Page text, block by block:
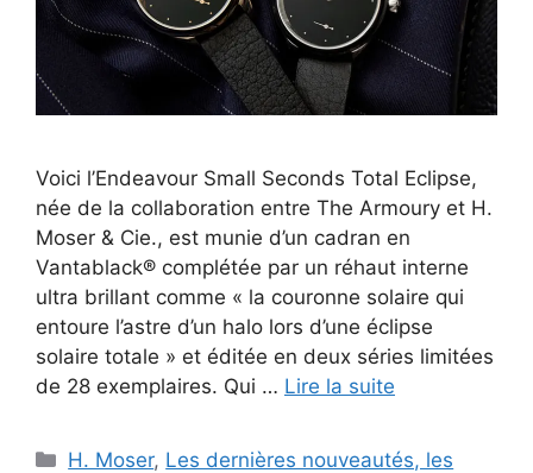
Voici l’Endeavour Small Seconds Total Eclipse,
née de la collaboration entre The Armoury et H.
Moser & Cie., est munie d’un cadran en
Vantablack® complétée par un réhaut interne
ultra brillant comme « la couronne solaire qui
entoure l’astre d’un halo lors d’une éclipse
solaire totale » et éditée en deux séries limitées
de 28 exemplaires. Qui … Lire la suite
Catégories
H. Moser, Les dernières nouveautés, les